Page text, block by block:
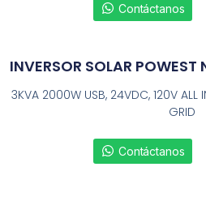
Contáctanos
INVERSOR SOLAR
3KVA 2000W USB, 24VDC, 120V ALL
GRID
Contáctanos